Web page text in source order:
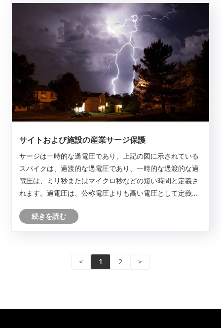
ことではありません。
サイトおよび施設の産業サージ保護
サージは一時的な過電圧であり、上記の図に示されている
スパイクは、過渡的な過電圧であり、一時的な過渡的な過
電圧は、ミリ秒またはマイクロ秒などの短い時間と定義さ
れます。過電圧は、公称電圧よりも高い電圧として定義さ
ります。
続きを読む
< 1 2 >